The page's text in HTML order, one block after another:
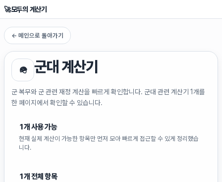
🚀모두의 계산기
← 메인으로 돌아가기
🪖 군대 계산기
군 복무와 군 관련 재정 계산을 빠르게 확인합니다. 군대 관련 계산기 1개를
한 페이지에서 확인할 수 있습니다.
1개 사용 가능
현재 실제 계산이 가능한 항목만 먼저 모아 빠르게 접근할 수 있게 정리했습
니다.
1개 전체 항목